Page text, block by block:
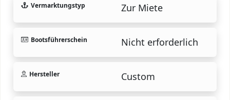
Vermarktungstyp Zur Miete
Bootsführerschein Nicht erforderlich
Hersteller Custom